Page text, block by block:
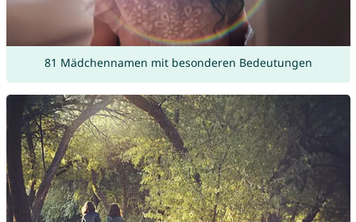
81 Mädchennamen mit besonderen Bedeutungen